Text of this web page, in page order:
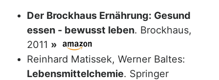
Der Brockhaus Ernährung: Gesund
essen - bewusst leben. Brockhaus,
2011 »
Reinhard Matissek, Werner Baltes:
Lebensmittelchemie. Springer